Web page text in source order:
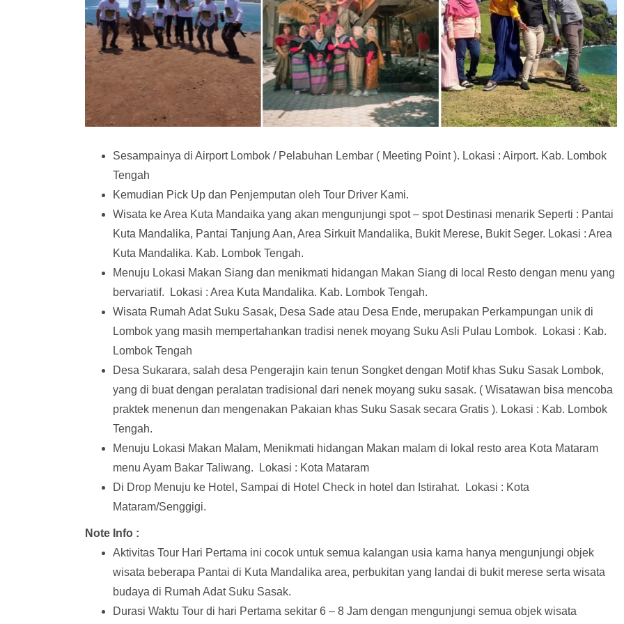
Sesampainya di Airport Lombok / Pelabuhan Lembar ( Meeting Point ). Lokasi : Airport. Kab. Lombok
Tengah
Kemudian Pick Up dan Penjemputan oleh Tour Driver Kami.
Wisata ke Area Kuta Mandaika yang akan mengunjungi spot – spot Destinasi menarik Seperti : Pantai
Kuta Mandalika, Pantai Tanjung Aan, Area Sirkuit Mandalika, Bukit Merese, Bukit Seger. Lokasi : Area
Kuta Mandalika. Kab. Lombok Tengah.
Menuju Lokasi Makan Siang dan menikmati hidangan Makan Siang di local Resto dengan menu yang
bervariatif. Lokasi : Area Kuta Mandalika. Kab. Lombok Tengah.
Wisata Rumah Adat Suku Sasak, Desa Sade atau Desa Ende, merupakan Perkampungan unik di
Lombok yang masih mempertahankan tradisi nenek moyang Suku Asli Pulau Lombok. Lokasi : Kab.
Lombok Tengah
Desa Sukarara, salah desa Pengerajin kain tenun Songket dengan Motif khas Suku Sasak Lombok,
yang di buat dengan peralatan tradisional dari nenek moyang suku sasak. ( Wisatawan bisa mencoba
praktek menenun dan mengenakan Pakaian khas Suku Sasak secara Gratis ). Lokasi : Kab. Lombok
Tengah.
Menuju Lokasi Makan Malam, Menikmati hidangan Makan malam di lokal resto area Kota Mataram
menu Ayam Bakar Taliwang. Lokasi : Kota Mataram
Di Drop Menuju ke Hotel, Sampai di Hotel Check in hotel dan Istirahat. Lokasi : Kota
Mataram/Senggigi.
Note Info :
Aktivitas Tour Hari Pertama ini cocok untuk semua kalangan usia karna hanya mengunjungi objek
wisata beberapa Pantai di Kuta Mandalika area, perbukitan yang landai di bukit merese serta wisata
budaya di Rumah Adat Suku Sasak.
Durasi Waktu Tour di hari Pertama sekitar 6 – 8 Jam dengan mengunjungi semua objek wisata